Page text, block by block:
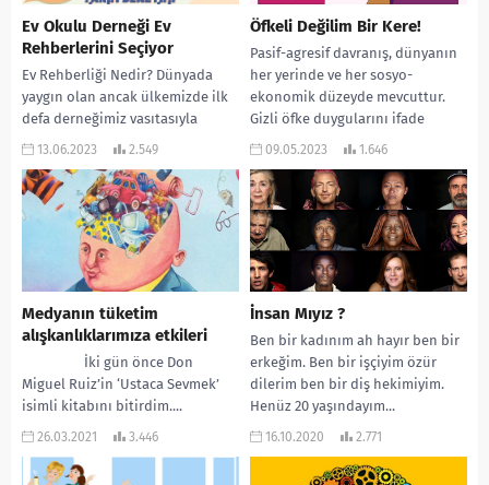
Ev Okulu Derneği Ev
Rehberlerini Seçiyor
Ev Rehberliği Nedir? Dünyada
yaygın olan ancak ülkemizde ilk
defa derneğimiz vasıtasıyla
konuşulmaya başlanan Ev Okulu
gündeminde...
13.06.2023 2.549
Öfkeli Değilim Bir Kere!
Pasif-agresif davranış, dünyanın
her yerinde ve her sosyo-
ekonomik düzeyde mevcuttur.
Gizli öfke duygularını ifade
etmenin kasıtlı ve maskeli bir
09.05.2023 1.646
Medyanın tüketim
alışkanlıklarımıza etkileri
İki gün önce Don
Miguel Ruiz’in ‘Ustaca Sevmek’
isimli kitabını bitirdim....
26.03.2021 3.446
İnsan Mıyız ?
Ben bir kadınım ah hayır ben bir
erkeğim. Ben bir işçiyim özür
dilerim ben bir diş hekimiyim.
Henüz 20 yaşındayım...
16.10.2020 2.771